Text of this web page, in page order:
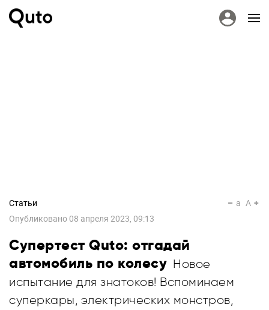
Статьи
Опубликовано 08 апреля 2023, 09:13
a A
Супертест Quto: отгадай
автомобиль по колесу Новое
испытание для знатоков! Вспоминаем
суперкары, электрических монстров,